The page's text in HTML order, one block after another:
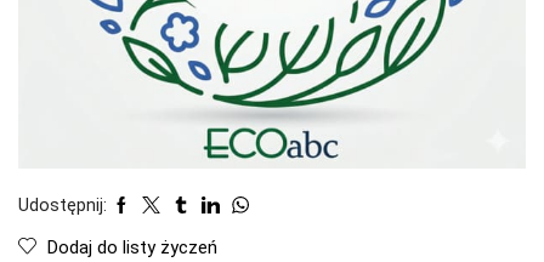
Udostępnij:
Dodaj do listy życzeń